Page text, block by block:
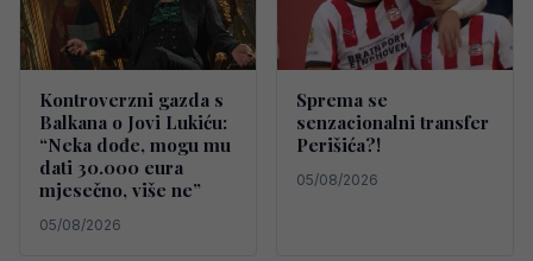
Kontroverzni gazda s
Balkana o Jovi Lukiću:
“Neka dođe, mogu mu
dati 30.000 eura
mjesečno, više ne”
05/08/2026
Sprema se
senzacionalni transfer
Perišića?!
05/08/2026